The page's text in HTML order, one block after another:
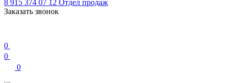
8 915 374 07 12 Отдел продаж
Заказать звонок
0
0
0